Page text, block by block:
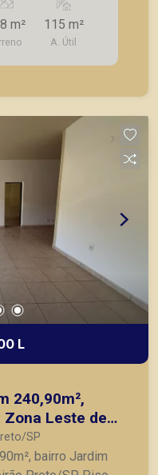
- 1 Domitório; -
de garagem;
m² 115 m²
A. Útil
L
240,90m²,
Leste de
SP
bairro Jardim